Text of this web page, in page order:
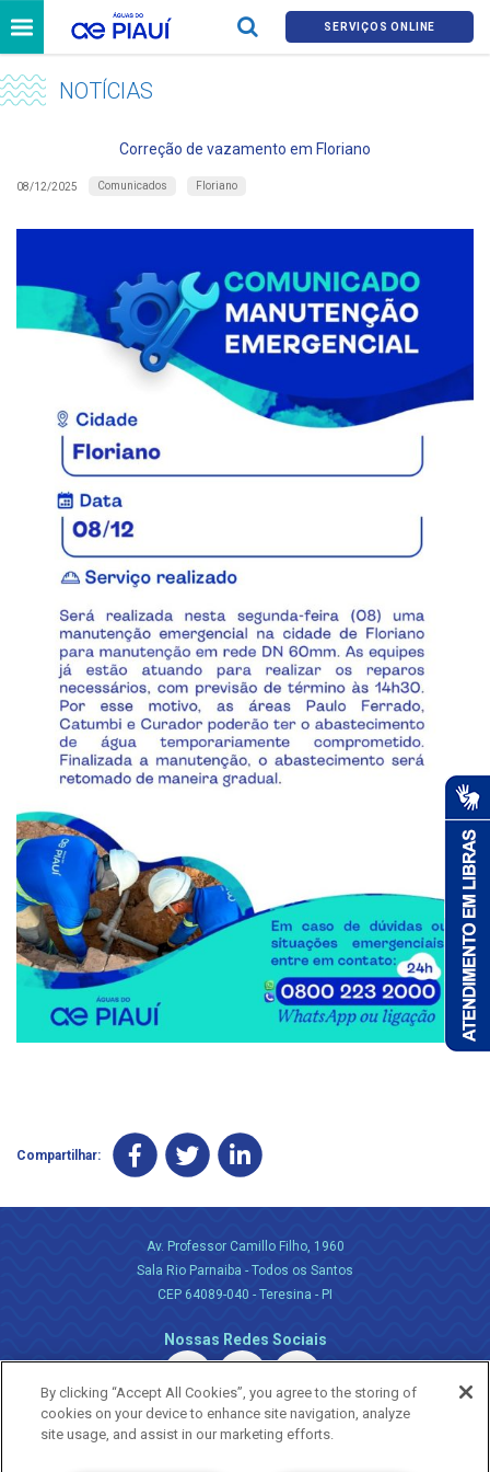
SERVIÇOS ONLINE
NOTÍCIAS
Correção de vazamento em Floriano
08/12/2025 Comunicados Floriano
Compartilhar:
Av. Professor Camillo Filho, 1960
Sala Rio Parnaiba - Todos os Santos
CEP 64089-040 - Teresina - PI
Nossas Redes Sociais
By clicking “Accept All Cookies”, you agree to the storing of
cookies on your device to enhance site navigation, analyze
site usage, and assist in our marketing efforts.